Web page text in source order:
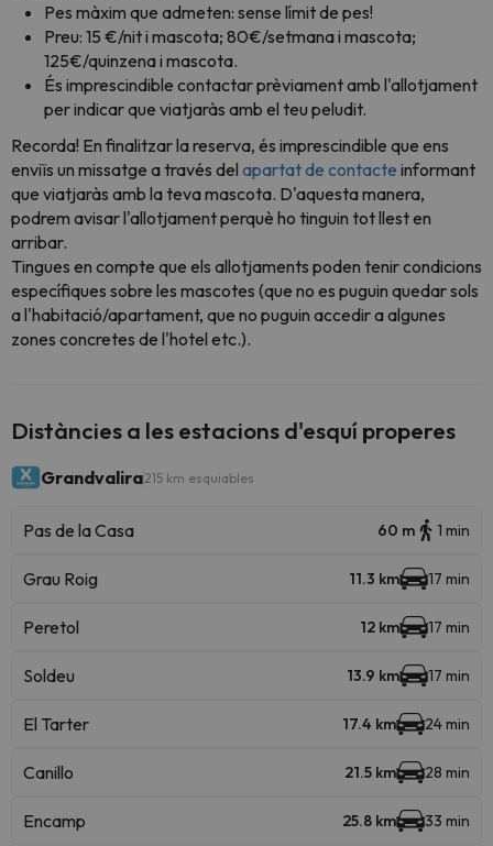
Pes màxim que admeten: sense límit de pes!
Preu: 15 €/nit i mascota; 80€/setmana i mascota;
125€/quinzena i mascota.
És imprescindible contactar prèviament amb l'allotjament
per indicar que viatjaràs amb el teu peludit.
Recorda! En finalitzar la reserva, és imprescindible que ens
enviïs un missatge a través del apartat de contacte informant
que viatjaràs amb la teva mascota. D'aquesta manera,
podrem avisar l'allotjament perquè ho tinguin tot llest en
arribar.
Tingues en compte que els allotjaments poden tenir condicions
específiques sobre les mascotes (que no es puguin quedar sols
a l'habitació/apartament, que no puguin accedir a algunes
zones concretes de l'hotel etc.).
Distàncies a les estacions d'esquí properes
Grandvalira215 km esquiables
Pas de la Casa 60 m 1 min
Grau Roig 11.3 km 17 min
Peretol 12 km 17 min
Soldeu 13.9 km 17 min
El Tarter 17.4 km 24 min
Canillo 21.5 km 28 min
Encamp 25.8 km 33 min